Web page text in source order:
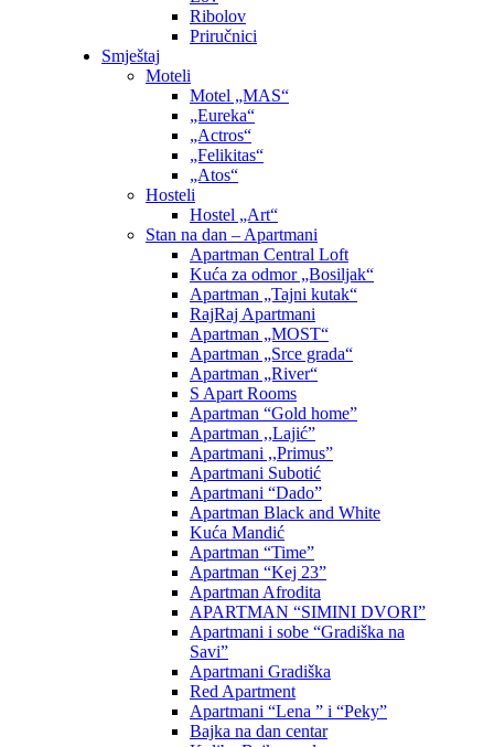
Ribolov
Priručnici
Smještaj
Moteli
Motel „MAS“
„Eureka“
„Actros“
„Felikitas“
„Atos“
Hosteli
Hostel „Art“
Stan na dan – Apartmani
Apartman Central Loft
Kuća za odmor „Bosiljak“
Apartman „Tajni kutak“
RajRaj Apartmani
Apartman „MOST“
Apartman „Srce grada“
Apartman „River“
S Apart Rooms
Apartman “Gold home”
Apartman ,,Lajić”
Apartmani ,,Primus”
Apartmani Subotić
Apartmani “Dado”
Apartman Black and White
Kuća Mandić
Apartman “Time”
Apartman “Kej 23”
Apartman Afrodita
APARTMAN “SIMINI DVORI”
Apartmani i sobe “Gradiška na
Savi”
Apartmani Gradiška
Red Apartment
Apartmani “Lena ” i “Peky”
Bajka na dan centar